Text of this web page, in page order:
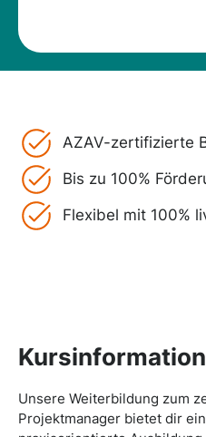
AZAV-zertifizierte
Bis zu 100%
Flexibel mit 100%
Unsere Weiterbildung zum
Projektmanager bietet dir